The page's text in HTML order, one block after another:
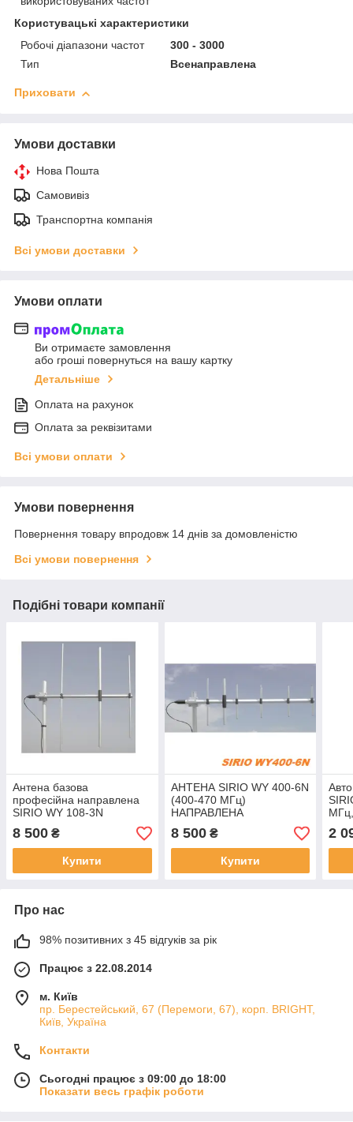
Користувацькi характеристики
Робочі діапазони частот
300 - 3000
Тип
Всенаправлена
Приховати
Умови доставки
Нова Пошта
Самовивіз
Транспортна компанія
Всі умови доставки
Умови оплати
Ви отримаєте замовлення
або гроші повернуться на вашу картку
Детальніше
Оплата на рахунок
Оплата за реквізитами
Всі умови оплати
Умови повернення
Повернення товару впродовж 14 днів за домовленістю
Всі умови повернення
Подібні товари компанії
Антена базова
професійна направлена
SIRIO WY 108-3N
авіаційного діапазону
частот Wide-band Yagi
108-137 МГц
8 500 ₴
Купити
АНТЕНА SIRIO WY 400-6N
(400-470 МГц)
НАПРАВЛЕНА
8 500₴
Купити
2
Про нас
98% позитивних з 45 відгуків за рік
Працює з 22.08.2014
м. Київ
пр. Берестейський, 67 (Перемоги, 67), корп. ВRIGHT,
Київ, Україна
Контакти
Сьогодні працює з 09:00 до 18:00
Показати весь графік роботи